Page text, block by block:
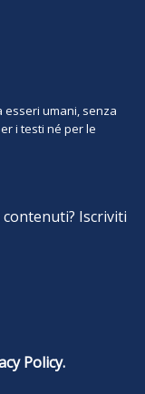
esseri umani, senza
i testi né per le
Iscriviti
Policy.